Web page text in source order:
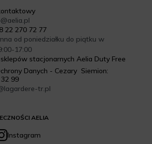
AELIA
Instagram
22 270 72 77
od poniedziałku do piątku w
17:00
stacjonarnych Aelia Duty Free
Danych - Cezary Siemion:
99
tr.pl